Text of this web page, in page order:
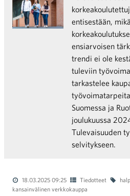
entisestään,
ensiarvoisen
trendi ei ole
tuleviin
tarkastelee
Suomessa ja
joulukuussa
Tulevaisuuden
selvitykseen.
18.03.2025 09:25 Tiedotteet
kansainvälinen verkkokauppa